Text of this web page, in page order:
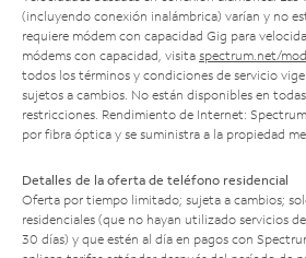
(incluyendo conexión inalámbrica) varían y no
requiere módem con capacidad Gig para
módems con capacidad, visita spectrum.net/
todos los términos y condiciones de servicio
sujetos a cambios. No están disponibles en todas
restricciones. Rendimiento de Internet:
por fibra óptica y se suministra a la propiedad
Detalles de la oferta de teléfono residencial
Oferta por tiempo limitado; sujeta a cambios;
residenciales (que no hayan utilizado servicios
30 días) y que estén al día en pagos con